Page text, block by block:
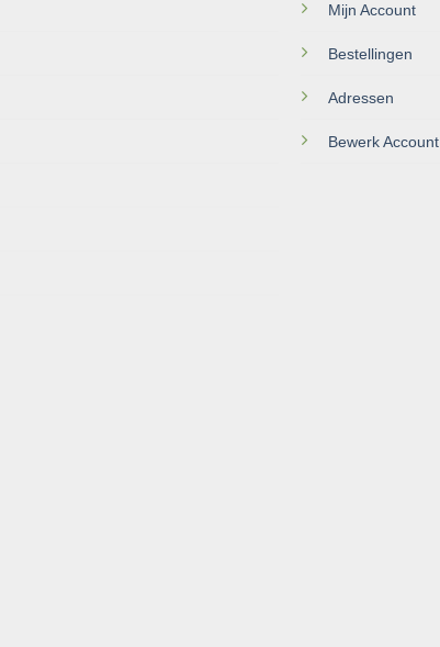
Mijn Account
Bestellingen
Adressen
Bewerk Account